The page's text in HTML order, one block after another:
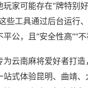
家可能存在“牌特别
些工具通过后台运行
公，且“安全性高”“不
为云南麻将爱好者打
站式体验昆明、曲靖